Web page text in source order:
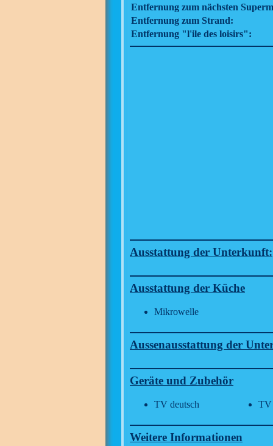
Entfernung zum nächsten
Entfernung zum Strand:
Entfernung "l'ile des loisirs":
Ausstattung der Unterkunft:
Ausstattung der Küche
Mikrowelle
Aussenausstattung der
Geräte und Zubehör
TV deutsch TV
Weitere Informationen